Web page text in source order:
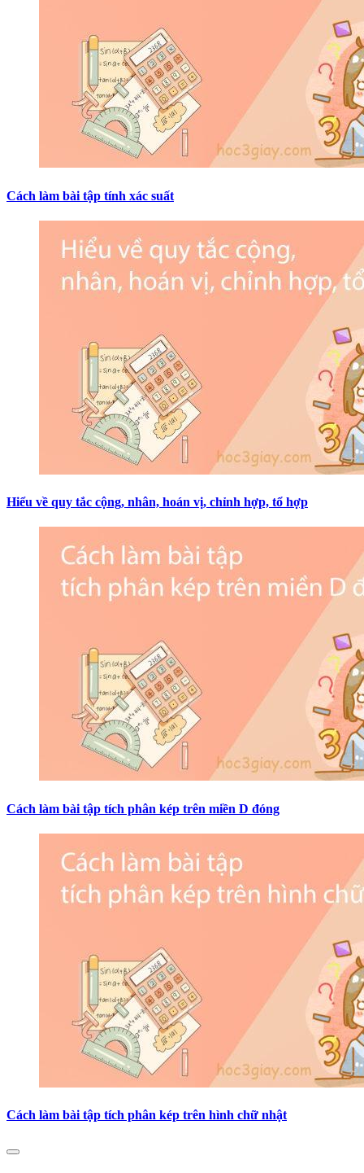
Cách làm bài tập tính xác suất
Hiểu về quy tắc cộng, nhân, hoán vị, chỉnh hợp, tổ hợp
Cách làm bài tập tích phân kép trên miền D đóng
Cách làm bài tập tích phân kép trên hình chữ nhật